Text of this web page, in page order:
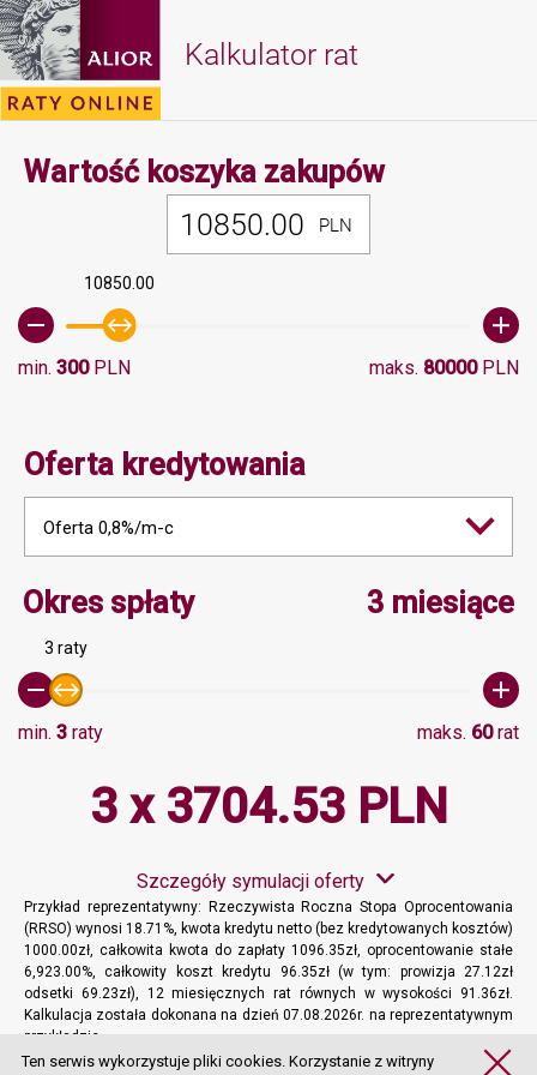
Kalkulator rat
Wartość koszyka zakupówMinimalna
PLN
10850.00
min. 300PLN maks. 80000PLN
Oferta kredytowania
Oferta 0,8%/m-c
Okres spłatyMinimalna wartość 3,
3 miesiące
3 raty
min. 3 raty maks. 60rat
3 x 3704.53 PLN
Szczegóły symulacji oferty
Przykład reprezentatywny: Rzeczywista Roczna Stopa Oprocentowania
(RRSO) wynosi 18.71%, kwota kredytu netto (bez kredytowanych kosztów)
1000.00zł, całkowita kwota do zapłaty 1096.35zł, oprocentowanie stałe
6,923.00%, całkowity koszt kredytu 96.35zł (w tym: prowizja 27.12zł
odsetki 69.23zł), 12 miesięcznych rat równych w wysokości 91.36zł.
Kalkulacja została dokonana na dzień 07.08.2026r. na reprezentatywnym
przykładzie.
Więcej informacji
Ten serwis wykorzystuje pliki cookies. Korzystanie z witryny